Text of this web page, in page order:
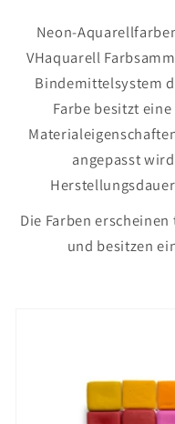
Neon-
VHaquarell
Bindemittelsystem
Farbe besitzt
angepasst
Die Farben
und besitzen